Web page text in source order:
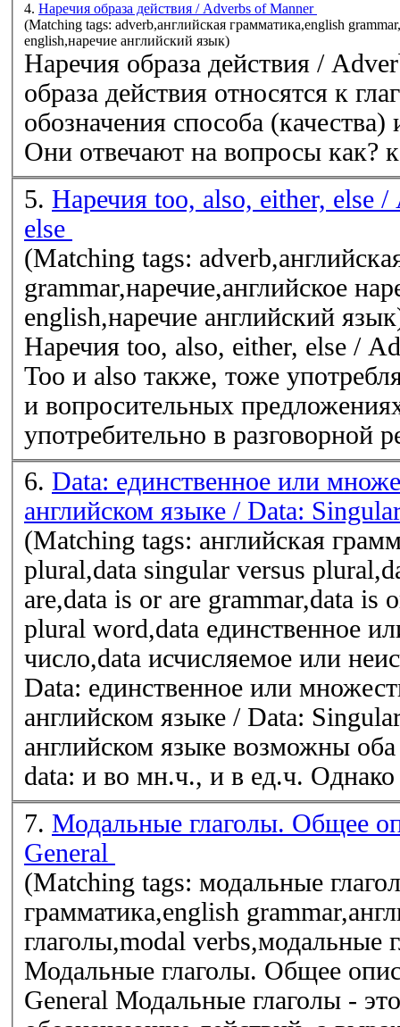
4. Наречия образа действия / Adverbs of Manner
(Matching tags: adverb,английская грамматика,english
english,наречие английский язык)
Наречия образа действия / Adverbs of
образа действия относятся к
обозначения способа (качества)
Они отвечают на вопросы как?
5. Наречия too, also, either, else
else
(Matching tags:
grammar,наречие,английское
english,наречие английский
Наречия too, also, either, else /
Too и also также, тоже
и вопросительных
употребительно в разговорной
6. Data: единственное или
английском языке / Data:
(Matching tags: английская
plural,data singular versus
are,data is or are grammar,data is
plural word,data единственное
число,data исчисляемое или
Data: единственное или
английском языке / Data:
английском языке возможны
data: и во мн.ч., и в ед.ч.
7. Модальные глаголы. Общее
General
(Matching tags: модальные
грамматика,english
глаголы,modal verbs,модальные
Модальные глаголы. Общее
General Модальные глаголы -